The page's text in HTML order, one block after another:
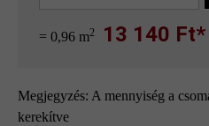
= 0,96 m2 13 140 Ft*
Megjegyzés: A mennyiség a
kerekítve